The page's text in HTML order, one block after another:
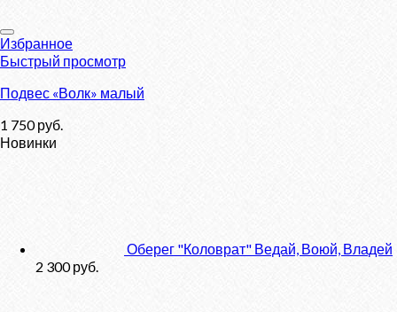
Избранное
Быстрый просмотр
Подвес «Волк» малый
1 750руб.
Новинки
Оберег "Коловрат" Ведай, Воюй, Владей
2 300руб.